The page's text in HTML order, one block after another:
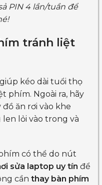
PIN 4 lần/tuần để
tránh liệt
kéo dài tuổi thọ
phím. Ngoài ra, hãy
ăn rơi vào khe
lỏi vào trong và
có thể do nút
sửa laptop uy tín để
cần thay bàn phím